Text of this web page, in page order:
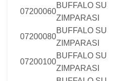
07200060
BUFFALO SU
ZIMPARASI
07200080
BUFFALO SU
ZIMPARASI
07200100
BUFFALO SU
ZIMPARASI